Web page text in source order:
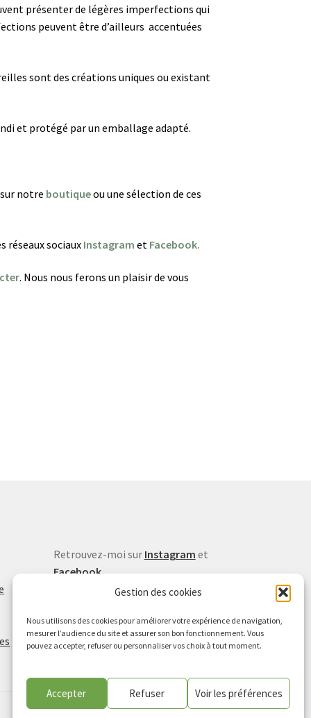
Gestion des cookies
Nous utilisons des cookies pour améliorer votre expérience de navigation,
mesurer l’audience du site et assurer son bon fonctionnement. Vous
pouvez accepter, refuser ou personnaliser vos choix à tout moment.
Accepter Refuser Voir les préférences
présenter de légères imperfections qui
peuvent être d’ailleurs accentuées
sont des créations uniques ou existant
et protégé par un emballage adapté.
notre boutiqueou une sélection de ces
réseaux sociauxInstagram et Facebook.
. Nous nous ferons un plaisir de vous
Retrouvez-moi sur Instagram et
Facebook
Inscrivez-vous à la newsletter
Lire l'article de Midi Libre (avril
2026)